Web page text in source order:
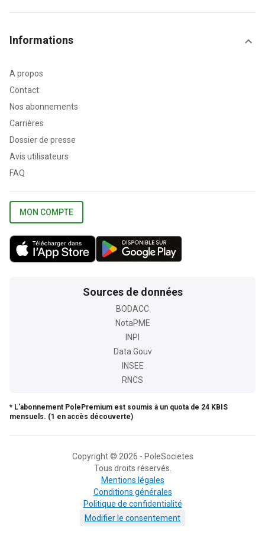
Informations
A propos
Contact
Nos abonnements
Carrières
Dossier de presse
Avis utilisateurs
FAQ
MON COMPTE
Sources de données
BODACC
NotaPME
INPI
Data Gouv
INSEE
RNCS
* L'abonnement PolePremium est soumis à un quota de 24 KBIS
mensuels. (1 en accès découverte)
Copyright © 2026 - PoleSocietes
Tous droits réservés.
Mentions légales
Conditions générales
Politique de confidentialité
Modifier le consentement